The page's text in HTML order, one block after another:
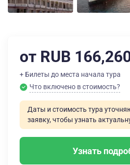
от RUB
+ Билеты до места начала тура
Что включено в стоимость?
Даты и стоимость тура
заявку, чтобы узнать
Узнать